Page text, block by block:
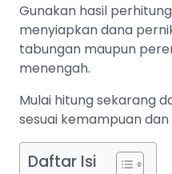
Gunakan hasil
menyiapkan dana
tabungan maupun
menengah.
Mulai hitung sekarang
sesuai kemampuan
Daftar Isi